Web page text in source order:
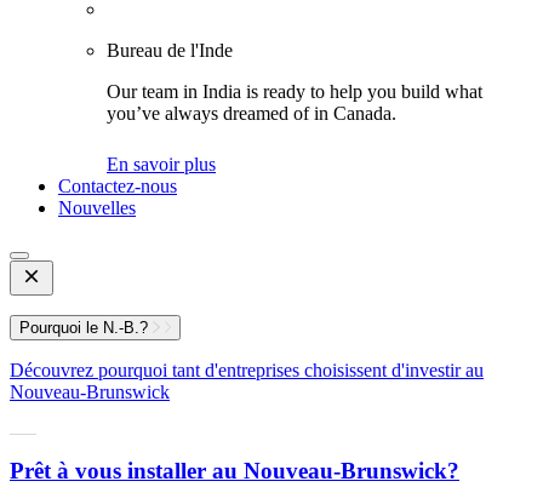
Bureau de l'Inde
Our team in India is ready to help you build what
you’ve always dreamed of in Canada.
En savoir plus
Contactez-nous
Nouvelles
Open
Mobile
Menu
Pourquoi le N.-B.?
Découvrez pourquoi tant d'entreprises choisissent d'investir au
Nouveau-Brunswick
Prêt à vous installer au Nouveau-Brunswick?